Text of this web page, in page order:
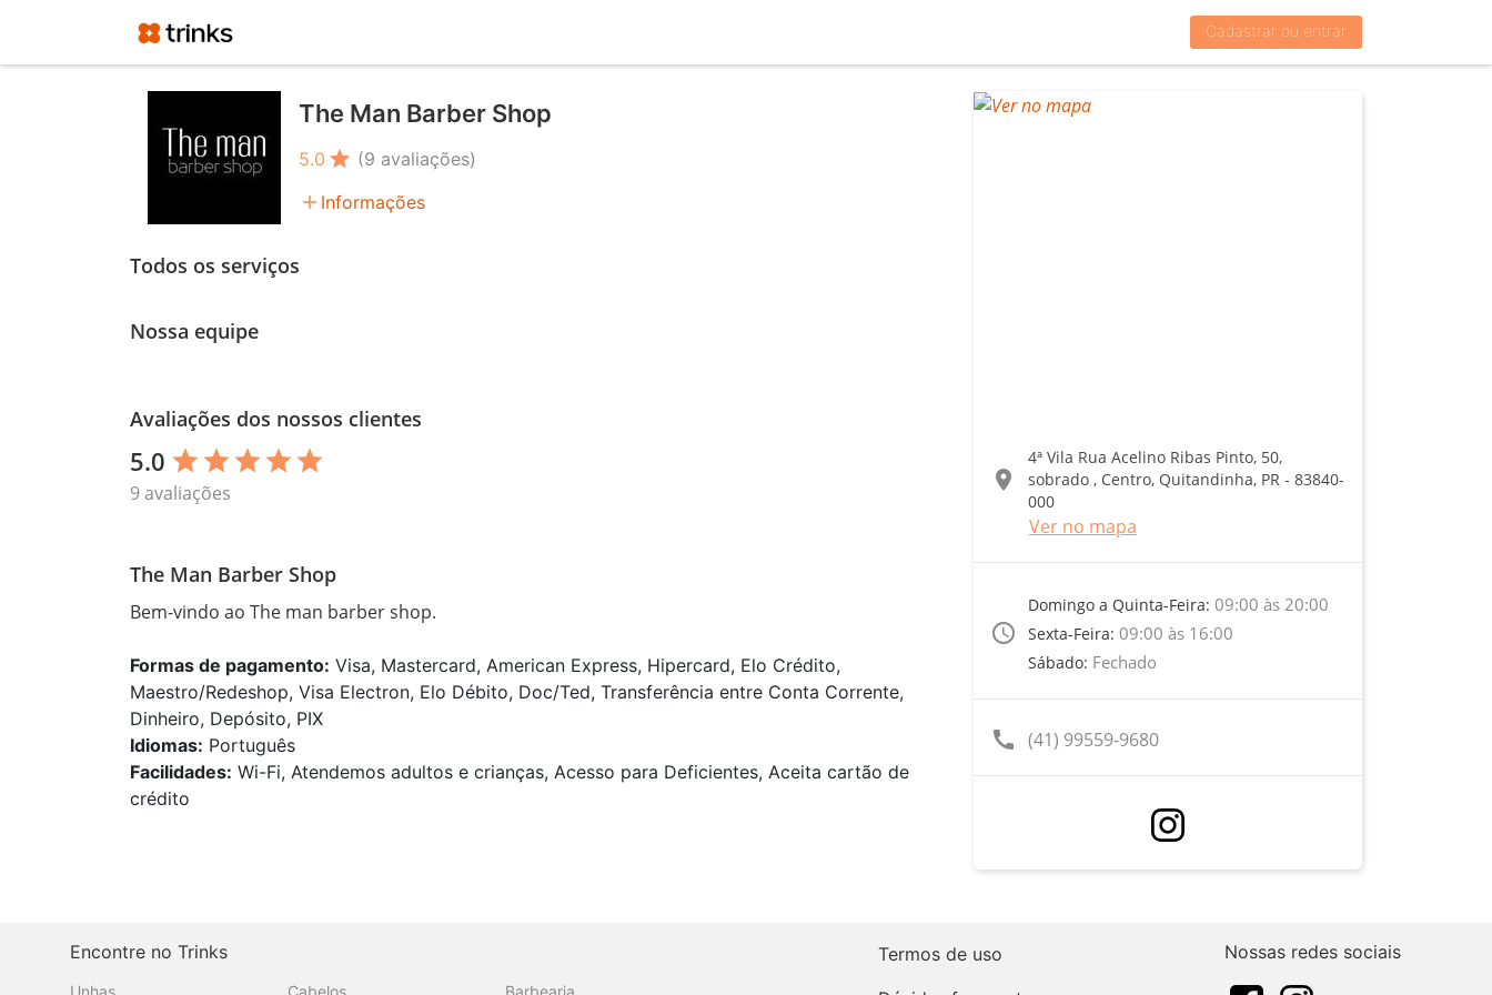
Cadastrar ou entrar
The Man Barber Shop
5.0 star (9 avaliações)
add Informações
Todos os serviços
Nossa equipe
Avaliações dos nossos clientes
5.0 star star star star star
9 avaliações
The Man Barber Shop
Bem-vindo ao The man barber shop.
Formas de pagamento: Visa, Mastercard, American Express, Hipercard, Elo Crédito,
Maestro/Redeshop, Visa Electron, Elo Débito, Doc/Ted, Transferência entre Conta Corrente,
Dinheiro, Depósito, PIX
Idiomas: Português
Facilidades: Wi-Fi, Atendemos adultos e crianças, Acesso para Deficientes, Aceita cartão de
crédito
location_on
4ª Vila Rua Acelino Ribas Pinto, 50,
sobrado , Centro, Quitandinha, PR - 83840-
000
Ver no mapa
access_time
Domingo a Quinta-Feira: 09:00 às 20:00
Sexta-Feira: 09:00 às 16:00
Sábado: Fechado
call (41) 99559-9680
Encontre no Trinks
Unhas Cabelos Barbearia
Termos de uso
Nossas redes sociais